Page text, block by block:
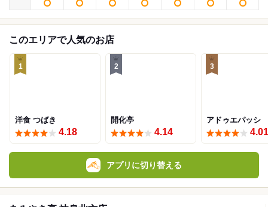
このエリアで人気のお店
1
洋食 つばき
4.18
2
開化亭
4.14
3
アドゥエパッシ
4.01
アプリに切り替える